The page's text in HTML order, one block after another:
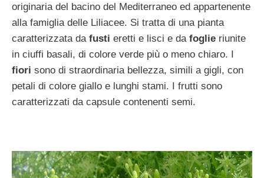
originaria del bacino del Mediterraneo ed appartenente
alla famiglia delle Liliacee. Si tratta di una pianta
caratterizzata dafusti eretti e lisci e dafoglie riunite
in ciuffi basali, di colore verde più o meno chiaro. I
fiori sono di straordinaria bellezza, simili a gigli, con
petali di colore giallo e lunghi stami. I frutti sono
caratterizzati da capsule contenenti semi.